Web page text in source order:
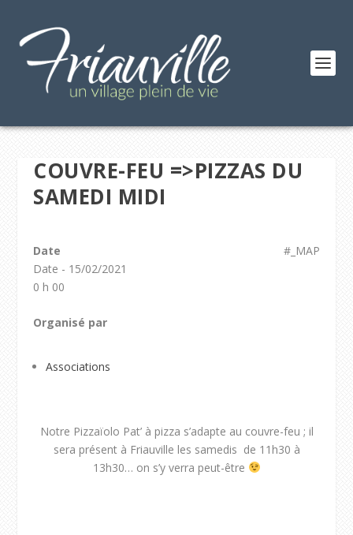
COUVRE-FEU =>PIZZAS DU
SAMEDI MIDI
#_MAP
Date
Date - 15/02/2021
0 h 00
Organisé par
Associations
Notre Pizzaïolo Pat’ à pizza s’adapte au couvre-feu ; il
sera présent à Friauville les samedis de 11h30 à
13h30… on s’y verra peut-être